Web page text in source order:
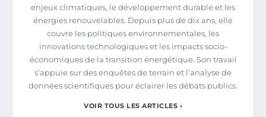
enjeux climatiques, le développement durable et les
énergies renouvelables. Depuis plus de dix ans, elle
couvre les politiques environnementales, les
innovations technologiques et les impacts socio-
économiques de la transition énergétique. Son travail
s’appuie sur des enquêtes de terrain et l’analyse de
données scientifiques pour éclairer les débats publics.
VOIR TOUS LES ARTICLES ›